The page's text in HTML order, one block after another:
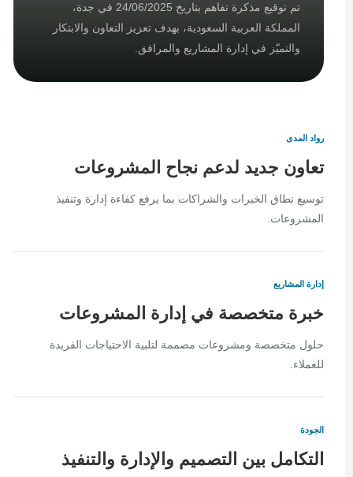
تم توقيع مذكرة تفاهم بتاريخ 24/06/2025 في جدة،
المملكة العربية السعودية، بهدف تعزيز التعاون والابتكار
والتميّز في إدارة المشاريع والمرافق.
رواد المدى
تعاون جديد لدعم نجاح المشروعات
توسيع نطاق الخبرات والشراكات بما يرفع كفاءة إدارة وتنفيذ
المشروعات.
إدارة المشاريع
خبرة متخصصة في إدارة المشروعات
حلول متخصصة ومشروعات مصممة لتلبية الاحتياجات الفريدة
للعملاء.
الجودة
التكامل بين التصميم والإدارة والتنفيذ